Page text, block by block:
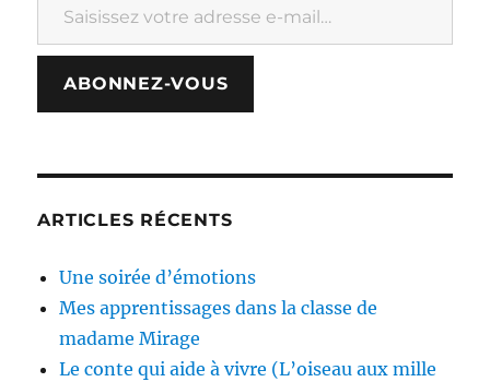
ABONNEZ-VOUS
ARTICLES RÉCENTS
Une soirée d’émotions
Mes apprentissages dans la classe de
madame Mirage
Le conte qui aide à vivre (L’oiseau aux mille